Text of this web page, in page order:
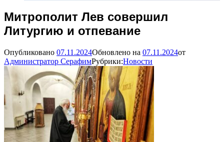
Митрополит Лев совершил
Литургию и отпевание
Опубликовано 07.11.2024Обновлено на 07.11.2024от
Администратор СерафимРубрики:Новости